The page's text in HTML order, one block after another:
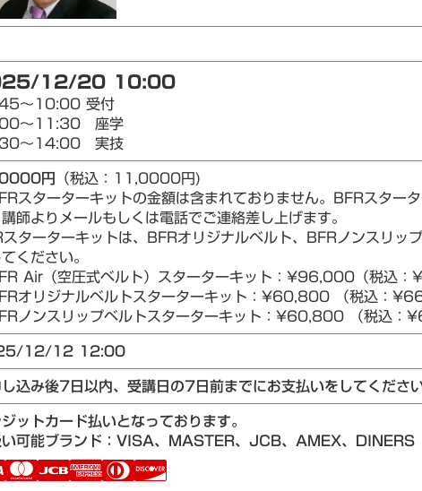
12/20 10:00
～10:00 受付
～11:30 座学
～14:00 実技
円 （税込：11,0000円)
スターターキットの金額は含まれておりません。BFRスター
師よりメールもしくは電話でご連絡差し上げます。
ターターキットは、BFRオリジナルベルト、BFRノンスリ
ください。
Air（空圧式ベルト）スターターキット：¥96,000（税込
オリジナルベルトスターターキット：¥60,800 （税込：
ノンスリップベルトスターターキット：¥60,800 （税込：
12/12 12:00
込み後7日以内、受講日の7日前までにお支払いをしてください
ットカード払いとなっております。
可能ブランド：VISA、MASTER、JCB、AMEX、DINERS